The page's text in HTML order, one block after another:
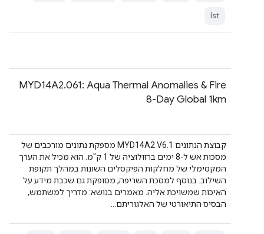
lst
MYD14A2.061: Aqua Thermal Anomalies & Fire
8-Day Global 1km
קבוצת הנתונים MYD14A2 V6.1 מספקת נתונים מורכבים של
מסכות אש ל-8 ימים ברזולוציה של 1 ק"מ. הוא מכיל את הערך
המקסימלי של מחלקות הפיקסלים השונות במהלך תקופת
השילוב. בנוסף למסכת השריפה, מסופקת גם שכבת מידע על
האיכות שמשויכת אליה. מאמרים בנושא: מדריך למשתמש,
הבסיס התיאורטי של האלגוריתם…